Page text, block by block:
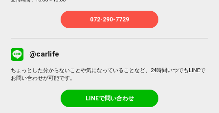
072-290-7729
@carlife
ちょっとした分からないことや気になっていることなど、24時間いつでもLINEで
お問い合わせが可能です。
LINEで問い合わせ